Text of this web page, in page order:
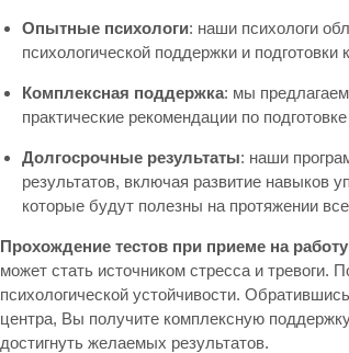
Опытные психологи: наши психологи
психологической поддержки и подготовки
Комплексная поддержка: мы
практические рекомендации по
Долгосрочные результаты: наши
результатов, включая развитие навыков
которые будут полезны на протяжении
Прохождение тестов при приеме на работу
может стать источником стресса и тревоги.
психологической устойчивости.
центра, Вы получите комплексную
достигнуть желаемых результатов.